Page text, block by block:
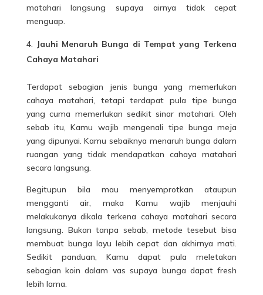
matahari langsung supaya airnya tidak cepat
menguap.
Jauhi Menaruh Bunga di Tempat yang Terkena
Cahaya Matahari
Terdapat sebagian jenis bunga yang memerlukan
cahaya matahari, tetapi terdapat pula tipe bunga
yang cuma memerlukan sedikit sinar matahari. Oleh
sebab itu, Kamu wajib mengenali tipe bunga meja
yang dipunyai. Kamu sebaiknya menaruh bunga dalam
ruangan yang tidak mendapatkan cahaya matahari
secara langsung.
Begitupun bila mau menyemprotkan ataupun
mengganti air, maka Kamu wajib menjauhi
melakukanya dikala terkena cahaya matahari secara
langsung. Bukan tanpa sebab, metode tesebut bisa
membuat bunga layu lebih cepat dan akhirnya mati.
Sedikit panduan, Kamu dapat pula meletakan
sebagian koin dalam vas supaya bunga dapat fresh
lebih lama.